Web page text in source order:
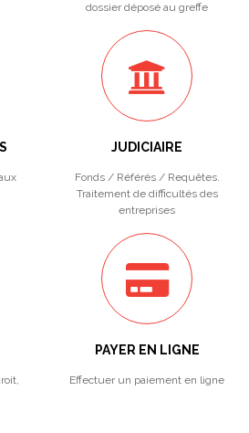
dossier déposé au greffe
JUDICIAIRE
Fonds / Référés / Requêtes.
Traitement de difficultés des
entreprises
PAYER EN LIGNE
Effectuer un paiement en ligne